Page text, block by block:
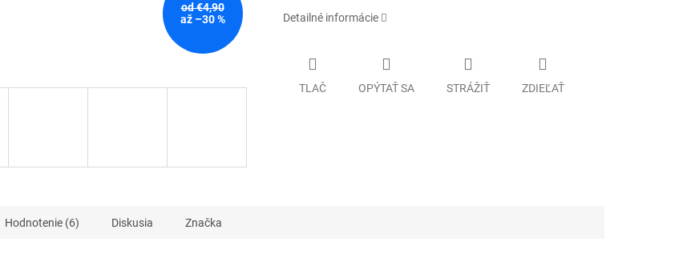
od €4,90
až –30 %
Detailné informácie
TLAČ OPÝTAŤ SA STRÁŽIŤ ZDIEĽAŤ
Hodnotenie (6) Diskusia Značka